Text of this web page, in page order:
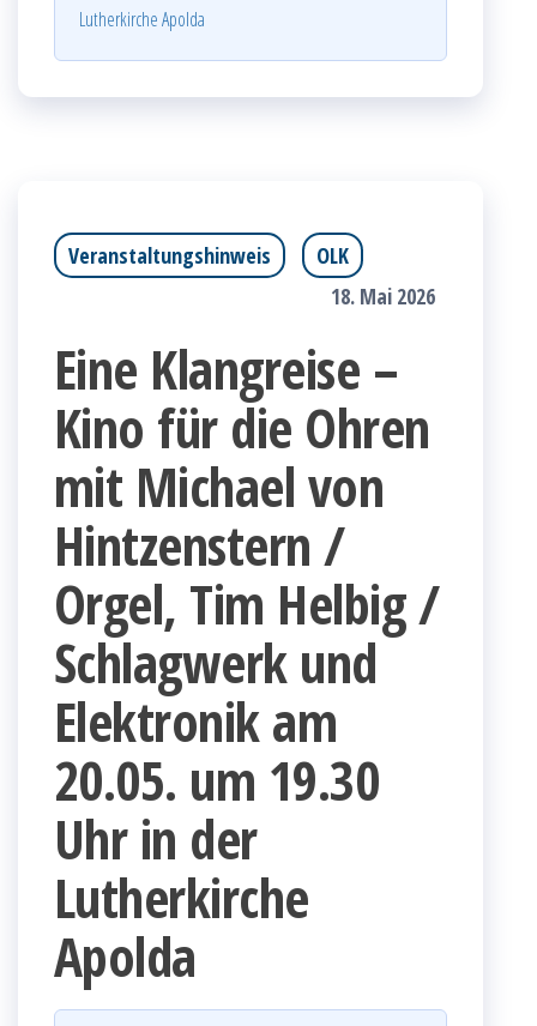
Lutherkirche Apolda
Veranstaltungshinweis
OLK
18. Mai 2026
Eine Klangreise –
Kino für die Ohren
mit Michael von
Hintzenstern /
Orgel, Tim Helbig /
Schlagwerk und
Elektronik am
20.05. um 19.30
Uhr in der
Lutherkirche
Apolda